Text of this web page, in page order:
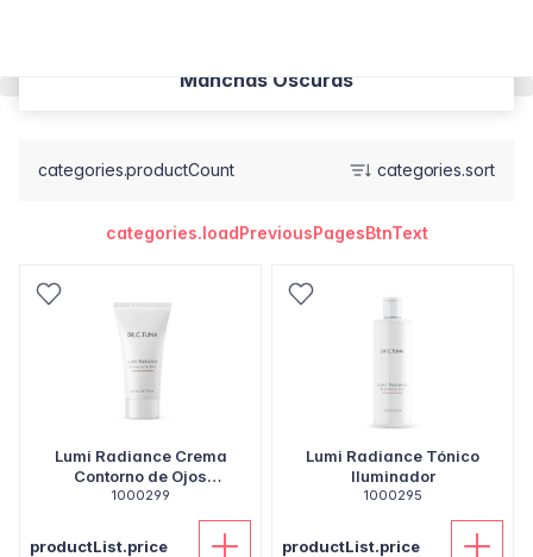
Manchas Oscuras
categories.productCount categories.sort
categories.loadPreviousPagesBtnText
Lumi Radiance Crema
Contorno de Ojos
Iluminadora
1000299
productList.price
Lumi Radiance Tónico
Iluminador
1000295
productList.price